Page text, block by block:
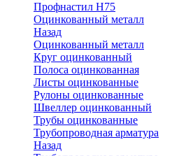
Профнастил Н75
Оцинкованный металл
Назад
Оцинкованный металл
Круг оцинкованный
Полоса оцинкованная
Листы оцинкованные
Рулоны оцинкованные
Швеллер оцинкованный
Трубы оцинкованные
Трубопроводная арматура
Назад